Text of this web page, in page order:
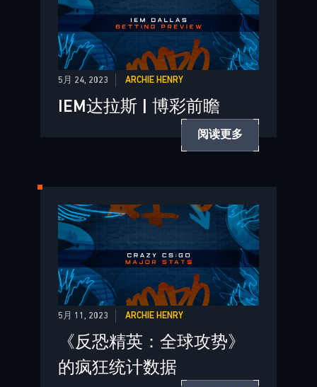
5月 24, 2023 ARCHIE HENRY
IEM达拉斯 | 博彩前瞻
阅读更多
5月 11, 2023 ARCHIE HENRY
《反恐精英：全球攻势》
的疯狂统计数据